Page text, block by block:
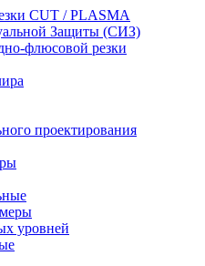
CUT / PLASMA
Защиты (СИЗ)
флюсовой резки
проектирования
уровней